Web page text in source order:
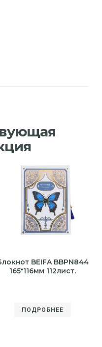
BEIFA BBPN844
165*116мм 112лист.
ПОДРОБНЕЕ